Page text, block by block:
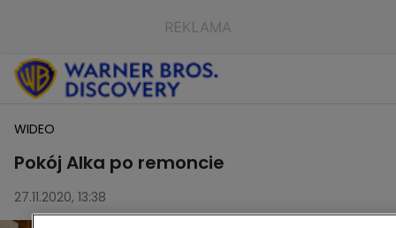
WIDEO
Pokój Alka po remoncie
27.11.2020, 13:38